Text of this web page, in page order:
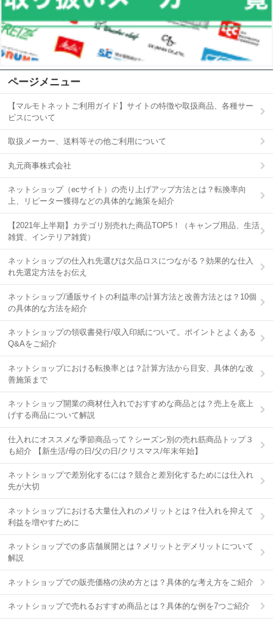
ページメニュー
【マルモトネットご利用ガイド】サイトの特徴や取扱商品、各種サー
ビスについて
取扱メーカー、送料等その他ご利用について
丸元商事株式会社
ネットショップ（ecサイト）の売り上げアップ方法とは？転換率向
上、リピーター獲得などの具体的な施策を紹介
【2021年上半期】カテゴリ別売れた商品TOP5！（キャンプ用品、生活
雑貨、インテリア雑貨）
ネットショップの仕入れ先選びは欠品ロスにつながる？効果的な仕入
れ先選定方法をお伝え
ネットショップ/通販サイトの利益率の計算方法と改善方法とは？10個
の具体的な方法を紹介
ネットショップの領収書発行/収入印紙について。ポイントとよくある
Q&Aをご紹介
ネットショップにおける転換率とは？計算方法から目安、具体的な改
善施策まで
ネットショップ開業の商材仕入れでおすすめな商品とは？売上を底上
げする商品について解説
仕入れにオススメな季節商品って？シーズン別の売れ筋商品トップ３
も紹介 【新生活/母の日/父の日/クリスマス/年末年始】
ネットショップで差別化するには？競合と差別化するためには仕入れ
先が大切
ネットショップにおける大量仕入れのメリットとは？仕入れを抑えて
利益を増やすために
ネットショップでの多店舗展開とは？メリットとデメリットについて
解説
ネットショップでの販売価格の決め方とは？具体的な考え方をご紹介
ネットショップで売れるおすすめ商品とは？具体的な例を7つご紹介